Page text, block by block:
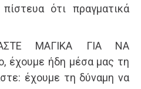
ότι πραγματικά
ΜΑΓΙΚΑ ΓΙΑ ΝΑ
έχουμε ήδη μέσα μας τη
έχουμε τη δύναμη να